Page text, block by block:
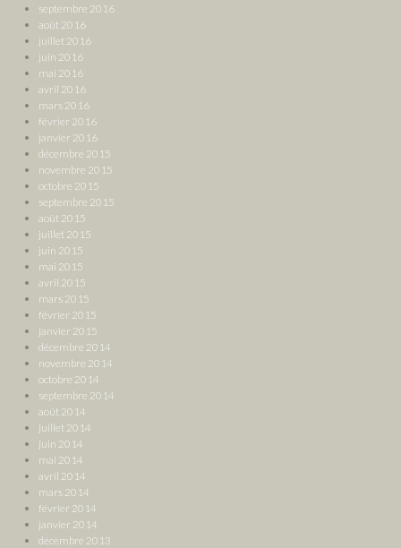
septembre 2016
août 2016
juillet 2016
juin 2016
mai 2016
avril 2016
mars 2016
février 2016
janvier 2016
décembre 2015
novembre 2015
octobre 2015
septembre 2015
août 2015
juillet 2015
juin 2015
mai 2015
avril 2015
mars 2015
février 2015
janvier 2015
décembre 2014
novembre 2014
octobre 2014
septembre 2014
août 2014
juillet 2014
juin 2014
mai 2014
avril 2014
mars 2014
février 2014
janvier 2014
décembre 2013